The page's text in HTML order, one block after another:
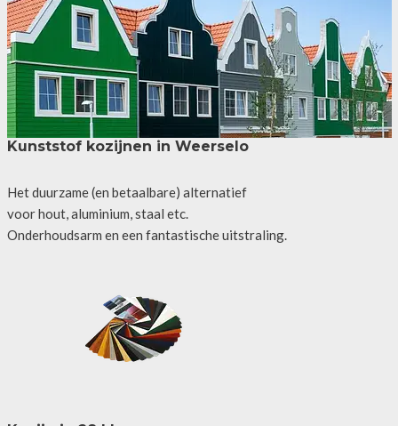
Kunststof kozijnen in Weerselo
Het duurzame (en betaalbare) alternatief
voor hout, aluminium, staal etc.
Onderhoudsarm en een fantastische uitstraling.